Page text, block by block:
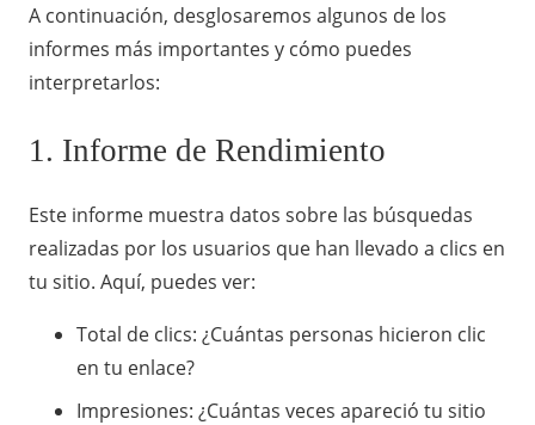
A continuación, desglosaremos algunos de los
informes más importantes y cómo puedes
interpretarlos:
1. Informe de Rendimiento
Este informe muestra datos sobre las búsquedas
realizadas por los usuarios que han llevado a clics en
tu sitio. Aquí, puedes ver:
Total de clics: ¿Cuántas personas hicieron clic
en tu enlace?
Impresiones: ¿Cuántas veces apareció tu sitio